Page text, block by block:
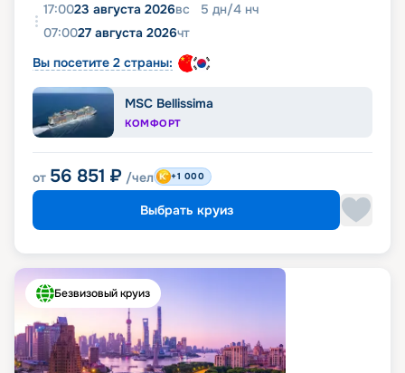
17:0023 августа 2026вс 5 дн/4 нч
07:0027 августа 2026чт
Вы посетите 2 страны:
MSC Bellissima
КОМФОРТ
от 56 851 ₽ /чел +1 000
Выбрать круиз
Безвизовый круиз